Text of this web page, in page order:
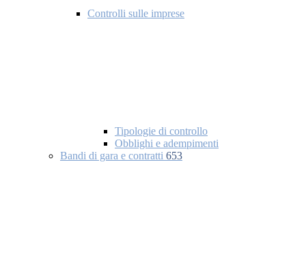
Controlli sulle imprese
Tipologie di controllo
Obblighi e adempimenti
Bandi di gara e contratti 653